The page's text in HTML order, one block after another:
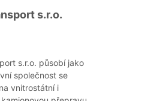
s.r.o.
s.r.o. působí jako
společnost se
vnitrostátní i